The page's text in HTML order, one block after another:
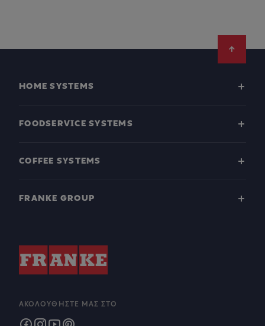
HOME SYSTEMS
FOODSERVICE SYSTEMS
COFFEE SYSTEMS
FRANKE GROUP
ΑΚΟΛΟΥΘΉΣΤΕ ΜΑΣ ΣΤΟ